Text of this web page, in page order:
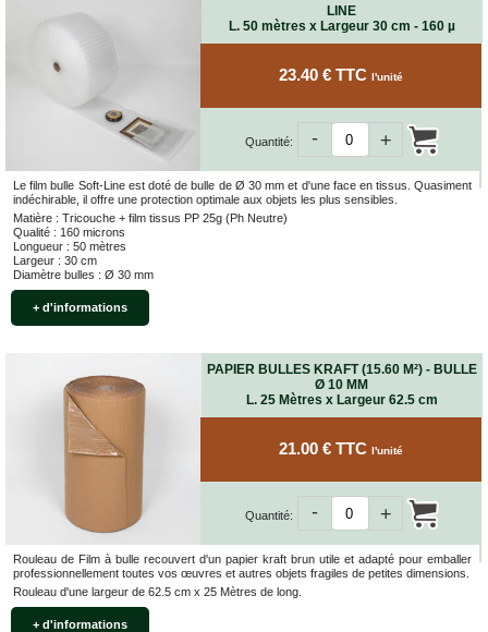
LINE
L. 50 mètres x Largeur 30 cm - 160 µ
Le film bulle Soft-Line est doté de bulle de Ø 30 mm et d'une face en tissus. Quasiment
indéchirable, il offre une protection optimale aux objets les plus sensibles.
Matière : Tricouche + film tissus PP 25g (Ph Neutre)
Qualité : 160 microns
Longueur : 50 mètres
Largeur : 30 cm
Diamètre bulles : Ø 30 mm
+ d'informations
23.40 € TTC l'unité
Quantité: +
-
PAPIER BULLES KRAFT (15.60 M²) - BULLE
Ø 10 MM
L. 25 Mètres x Largeur 62.5 cm
Rouleau de Film à bulle recouvert d'un papier kraft brun utile et adapté pour emballer
professionnellement toutes vos œuvres et autres objets fragiles de petites dimensions.
Rouleau d'une largeur de 62.5 cm x 25 Mètres de long.
+ d'informations
21.00 € TTC l'unité
Quantité: +
-